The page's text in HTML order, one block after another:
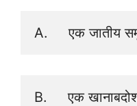
A.     एक जातीय
B.     एक